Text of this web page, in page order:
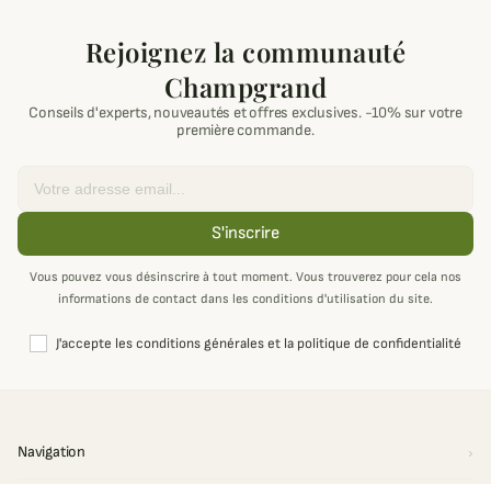
Rejoignez la communauté
Champgrand
Conseils d'experts, nouveautés et offres exclusives. -10% sur votre
première commande.
S'inscrire
Vous pouvez vous désinscrire à tout moment. Vous trouverez pour cela nos
informations de contact dans les conditions d'utilisation du site.
J'accepte les conditions générales et la politique de confidentialité
Navigation